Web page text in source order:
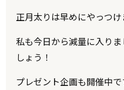
正月太りは早めにやっつけ
私も今日から減量に入り
しょう！
プレゼント企画も開催中